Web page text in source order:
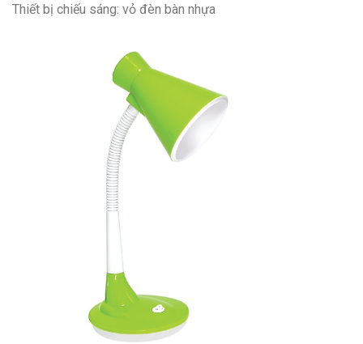
Thiết bị chiếu sáng: vỏ đèn bàn nhựa